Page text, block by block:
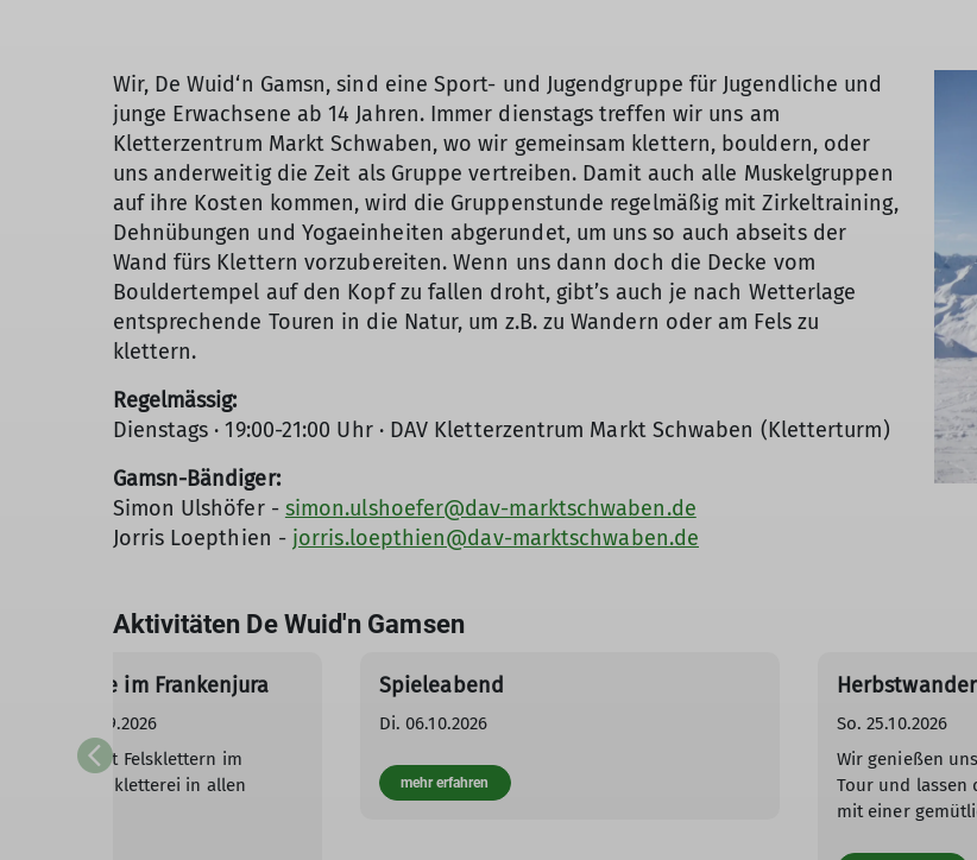
Wir, De Wuid‘n Gamsn, sind eine Sport- und Jugendgruppe für Jugendliche und
junge Erwachsene ab 14 Jahren. Immer dienstags treffen wir uns am
Kletterzentrum Markt Schwaben, wo wir gemeinsam klettern, bouldern, oder
uns anderweitig die Zeit als Gruppe vertreiben. Damit auch alle Muskelgruppen
auf ihre Kosten kommen, wird die Gruppenstunde regelmäßig mit Zirkeltraining,
Dehnübungen und Yogaeinheiten abgerundet, um uns so auch abseits der
Wand fürs Klettern vorzubereiten. Wenn uns dann doch die Decke vom
Bouldertempel auf den Kopf zu fallen droht, gibt’s auch je nach Wetterlage
entsprechende Touren in die Natur, um z.B. zu Wandern oder am Fels zu
klettern.
Regelmässig:
Dienstags · 19:00-21:00 Uhr · DAV Kletterzentrum Markt Schwaben (Kletterturm)
Gamsn-Bändiger:
Simon Ulshöfer - simon.ulshoefer@dav-marktschwaben.de
Jorris Loepthien - jorris.loepthien@dav-marktschwaben.de
Aktivitäten De Wuid'n Gamsen
im Frankenjura
- So. 20.09.2026
mit Felsklettern im
Beste Lochkletterei in allen
Spieleabend
Di. 06.10.2026
mehr erfahren
So. 25.10.2026
Wir genießen
Tour und lassen
mit einer